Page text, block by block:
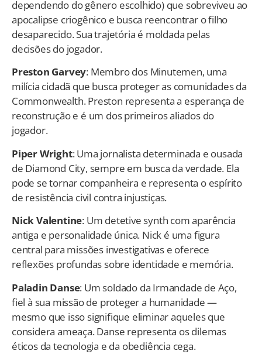
dependendo do gênero escolhido) que sobreviveu ao
apocalipse criogênico e busca reencontrar o filho
desaparecido. Sua trajetória é moldada pelas
decisões do jogador.
Preston Garvey: Membro dos Minutemen, uma
milícia cidadã que busca proteger as comunidades da
Commonwealth. Preston representa a esperança de
reconstrução e é um dos primeiros aliados do
jogador.
Piper Wright: Uma jornalista determinada e ousada
de Diamond City, sempre em busca da verdade. Ela
pode se tornar companheira e representa o espírito
de resistência civil contra injustiças.
Nick Valentine: Um detetive synth com aparência
antiga e personalidade única. Nick é uma figura
central para missões investigativas e oferece
reflexões profundas sobre identidade e memória.
Paladin Danse: Um soldado da Irmandade de Aço,
fiel à sua missão de proteger a humanidade —
mesmo que isso signifique eliminar aqueles que
considera ameaça. Danse representa os dilemas
éticos da tecnologia e da obediência cega.